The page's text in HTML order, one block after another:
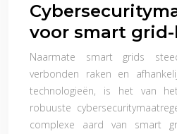
voor smart
Naarmate smart grids
verbonden raken en
technologieën, is het van
robuuste
complexe aard van smart